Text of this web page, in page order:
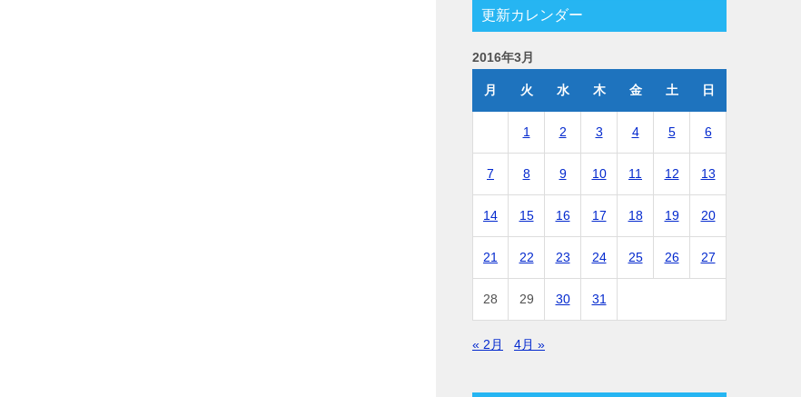
更新カレンダー
2016年3月
月 火 水 木 金 土 日
1 2 3 4 5 6
7 8 9 10 11 12 13
14 15 16 17 18 19 20
21 22 23 24 25 26 27
28 29 30 31
« 2月 4月 »